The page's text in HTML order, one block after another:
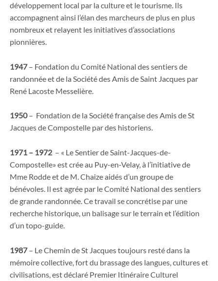
développement local par la culture et le tourisme. Ils
accompagnent ainsi l’élan des marcheurs de plus en plus
nombreux et relayent les initiatives d’associations
pionnières.
1947– Fondation du Comité National des sentiers de
randonnée et de la Société des Amis de Saint Jacques par
René Lacoste Messelière.
1950– Fondation de la Société française des Amis de St
Jacques de Compostelle par des historiens.
1971 – 1972 – « Le Sentier de Saint-Jacques-de-
Compostelle» est crée au Puy-en-Velay, à l’initiative de
Mme Rodde et de M. Chaize aidés d’un groupe de
bénévoles. Il est agrée par le Comité National des sentiers
de grande randonnée. Ce travail se concrétise par une
recherche historique, un balisage sur le terrain et l’édition
d’un topo-guide.
1987– Le Chemin de St Jacques toujours resté dans la
mémoire collective, fort du brassage des langues, cultures et
civilisations, est déclaré Premier Itinéraire Culturel